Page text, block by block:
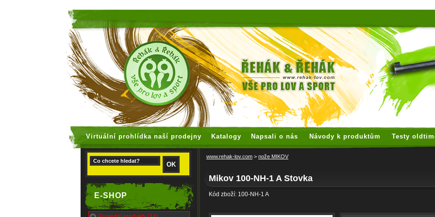
Virtuální prohlídka naší prodejny Katalogy Napsali o nás Návody k produktům Testy
E-SHOP
www.rehak-lov.com > nože MIKOV
Mikov 100-NH-1 A Stovka
Kód zboží: 100-NH-1 A